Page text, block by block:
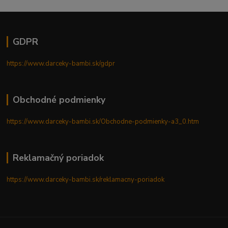
GDPR
https://www.darceky-bambi.sk/gdpr
Obchodné podmienky
https://www.darceky-bambi.sk/Obchodne-podmienky-a3_0.htm
Reklamačný poriadok
https://www.darceky-bambi.sk/reklamacny-poriadok